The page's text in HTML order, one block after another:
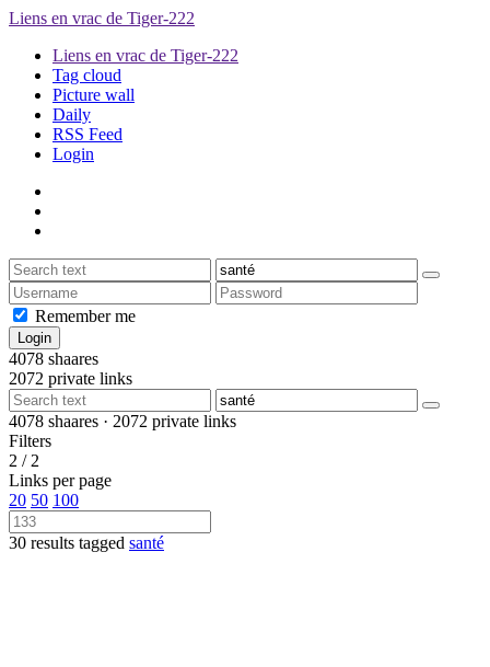
Liens en vrac de Tiger-222
Liens en vrac de Tiger-222
Tag cloud
Picture wall
Daily
RSS Feed
Login
Remember me
4078 shaares
2072 private links
4078 shaares · 2072 private links
Filters
2 / 2
Links per page
20 50 100
30 results tagged santé